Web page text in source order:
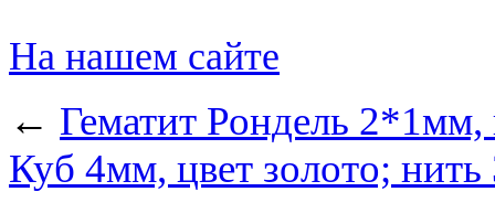
На нашем сайте
← Гематит Рондель
Куб 4мм, цвет золото;